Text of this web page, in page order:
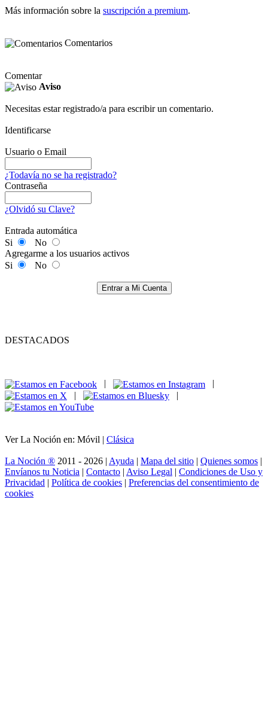
Más información sobre la suscripción a premium.
Comentarios
Comentar
Aviso
Necesitas estar registrado/a para escribir un comentario.
Identificarse
Usuario o Email
¿Todavía no se ha registrado?
Contraseña
¿Olvidó su Clave?
Entrada automática
Si
No
Agregarme a los usuarios activos
Si
No
Entrar a Mi Cuenta
DESTACADOS
|
|
Ver La Noción en: Móvil | Clásica
La Noción ® 2011 - 2026 | Ayuda | Mapa del sitio | Quienes somos |
Envíanos tu Noticia | Contacto | Aviso Legal | Condiciones de Uso y
Privacidad | Política de cookies | Preferencias del consentimiento de
cookies